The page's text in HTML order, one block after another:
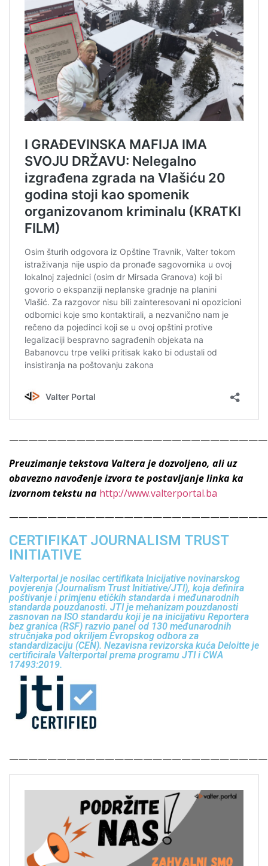
Preuzimanje tekstova Valtera je dozvoljeno, ali uz
obavezno navođenje izvora te postavljanje linka ka
izvornom tekstu na http://www.valterportal.ba
CERTIFIKAT JOURNALISM TRUST
INITIATIVE
Valterportal je nosilac certifikata Inicijative novinarskog
povjerenja (Journalism Trust Initiative/JTI), koja definira
poštivanje i primjenu etičkih standarda i međunarodnih
standarda pouzdanosti. JTI je mehanizam pouzdanosti
zasnovan na ISO standardu koji je na inicijativu Reportera
bez granica (RSF) razvio panel od 130 međunarodnih
stručnjaka pod okriljem Evropskog odbora za
standardizaciju (CEN). Nezavisna revizorska kuća Deloitte je
certificirala Valterportal prema programu JTI i CWA
17493:2019.